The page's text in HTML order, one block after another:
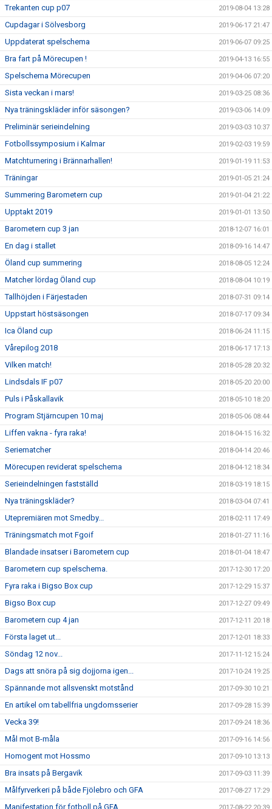
Trekanten cup p07 2019-08-04 13:28
Cupdagar i Sölvesborg 2019-06-17 21:47
Uppdaterat spelschema 2019-06-07 09:25
Bra fart på Mörecupen ! 2019-04-13 16:55
Spelschema Mörecupen 2019-04-06 07:20
Sista veckan i mars! 2019-03-25 08:36
Nya träningskläder inför säsongen? 2019-03-06 14:09
Preliminär serieindelning 2019-03-03 10:37
Fotbollssymposium i Kalmar 2019-02-03 19:59
Matchturnering i Brännarhallen! 2019-01-19 11:53
Träningar 2019-01-05 21:24
Summering Barometern cup 2019-01-04 21:22
Upptakt 2019 2019-01-01 13:50
Barometern cup 3 jan 2018-12-07 16:01
En dag i stallet 2018-09-16 14:47
Öland cup summering 2018-08-05 12:24
Matcher lördag Öland cup 2018-08-04 10:19
Tallhöjden i Färjestaden 2018-07-31 09:14
Uppstart höstsäsongen 2018-07-17 09:34
Ica Öland cup 2018-06-24 11:15
Vårepilog 2018 2018-06-17 17:13
Vilken match! 2018-05-28 20:32
Lindsdals IF p07 2018-05-20 20:00
Puls i Påskallavik 2018-05-10 18:20
Program Stjärncupen 10 maj 2018-05-06 08:44
Liffen vakna - fyra raka! 2018-04-15 16:32
Seriematcher 2018-04-14 20:46
Mörecupen reviderat spelschema 2018-04-12 18:34
Serieindelningen fastställd 2018-03-19 18:15
Nya träningskläder? 2018-03-04 07:41
Utepremiären mot Smedby... 2018-02-11 17:49
Träningsmatch mot Fgoif 2018-01-27 11:16
Blandade insatser i Barometern cup 2018-01-04 18:47
Barometern cup spelschema. 2017-12-30 17:20
Fyra raka i Bigso Box cup 2017-12-29 15:37
Bigso Box cup 2017-12-27 09:49
Barometern cup 4 jan 2017-12-11 20:18
Första laget ut... 2017-12-01 18:33
Söndag 12 nov... 2017-11-12 15:24
Dags att snöra på sig dojjorna igen... 2017-10-24 19:25
Spännande mot allsvenskt motstånd 2017-09-30 10:21
En artikel om tabellfria ungdomsserier 2017-09-28 15:39
Vecka 39! 2017-09-24 18:36
Mål mot B-måla 2017-09-16 14:56
Homogent mot Hossmo 2017-09-10 13:13
Bra insats på Bergavik 2017-09-03 11:39
Målfyrverkeri på både Fjölebro och GFA 2017-08-27 17:29
Manifestation för fotboll på GFA